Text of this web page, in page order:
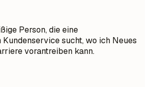
Person, die eine
sucht, wo ich Neues
vorantreiben kann.